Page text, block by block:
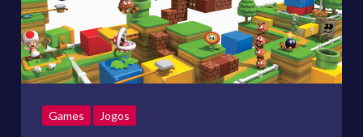
Games Jogos